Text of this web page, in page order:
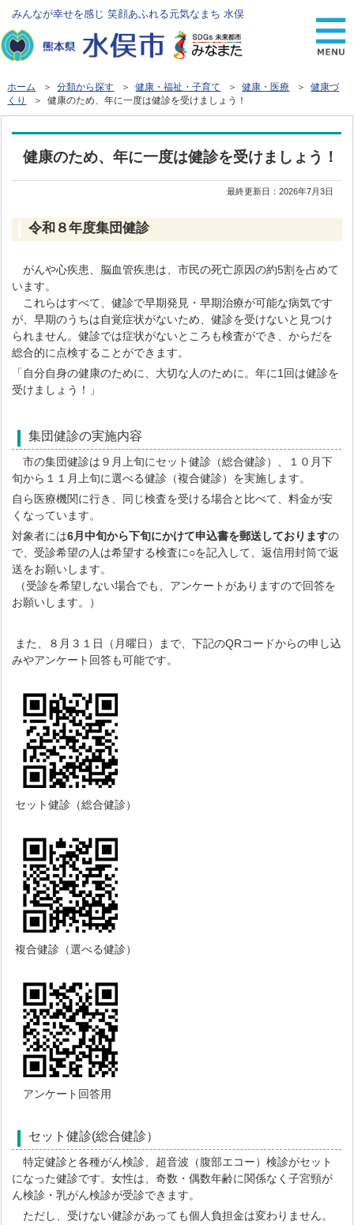
みんなが幸せを感じ 笑顔あふれる元気なまち 水俣
ホーム ＞分類から探す ＞健康・福祉・子育て ＞健康・医療 ＞健康づ
くり
＞ 健康のため、年に一度は健診を受けましょう！
健康のため、年に一度は健診を受けましょう！
最終更新日：2026年7月3日
令和８年度集団健診
がんや心疾患、脳血管疾患は、市民の死亡原因の約5割を占めて
います。
これらはすべて、健診で早期発見・早期治療が可能な病気です
が、早期のうちは自覚症状がないため、健診を受けないと見つけ
られません。健診では症状がないところも検査ができ、からだを
総合的に点検することができます。
「自分自身の健康のために、大切な人のために。年に1回は健診を
受けましょう！」
集団健診の実施内容
市の集団健診は９月上旬にセット健診（総合健診）、１０月下
旬から１１月上旬に選べる健診（複合健診）を実施します。
自ら医療機関に行き、同じ検査を受ける場合と比べて、料金が安
くなっています。
対象者には6月中旬から下旬にかけて申込書を郵送しておりますの
で、受診希望の人は希望する検査に○を記入して、返信用封筒で返
送をお願いします。
（受診を希望しない場合でも、アンケートがありますので回答を
お願いします。）
また、８月３１日（月曜日）まで、下記のQRコードからの申し込
みやアンケート回答も可能です。
セット健診（総合健診）
複合健診（選べる健診）
アンケート回答用
セット健診(総合健診）
特定健診と各種がん検診、超音波（腹部エコー）検診がセット
になった健診です。女性は、奇数・偶数年齢に関係なく子宮頸が
ん検診・乳がん検診が受診できます。
ただし、受けない健診があっても個人負担金は変わりません。